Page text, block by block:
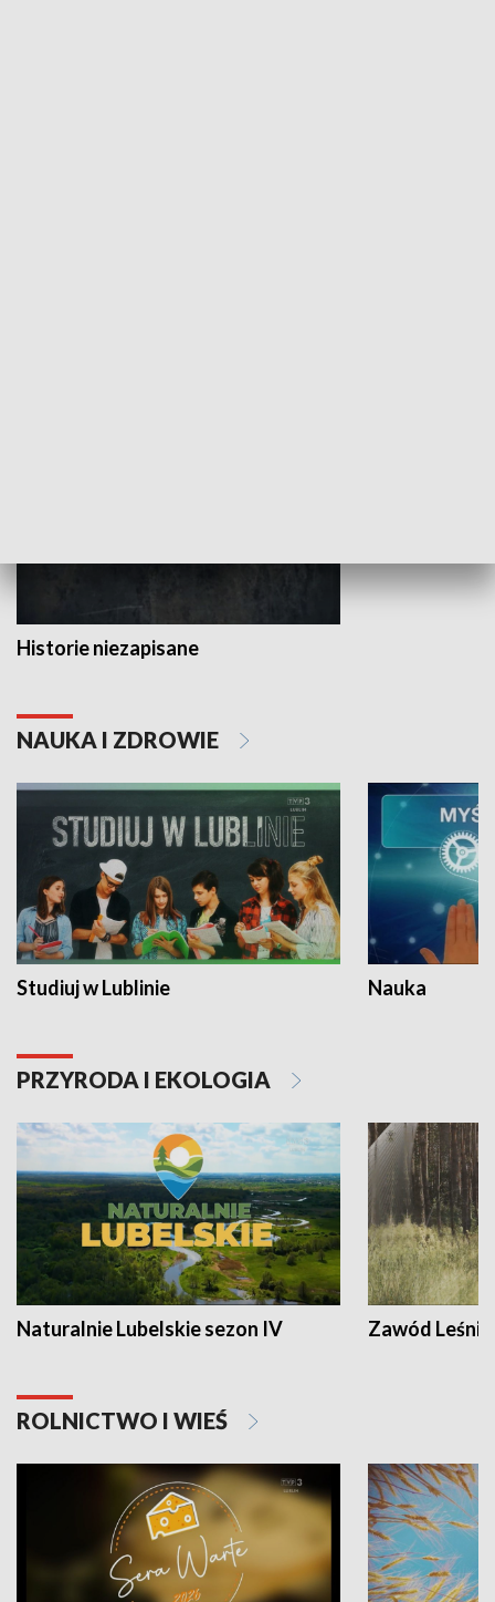
Historie niezapisane
NAUKA I ZDROWIE
Studiuj w Lublinie Nauka
PRZYRODA I EKOLOGIA
Naturalnie Lubelskie sezon IV Zawód Leśnik
ROLNICTWO I WIEŚ